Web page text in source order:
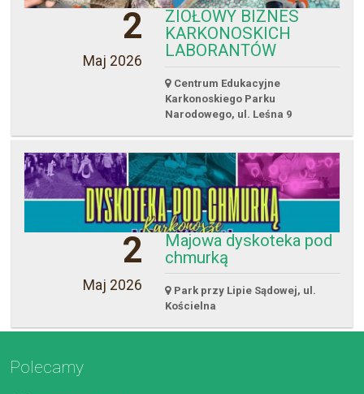
ICAL 2
Maj 2026
ZIOŁOWY BIZNES
KARKONOSKICH
LABORANTÓW
Centrum Edukacyjne
Karkonoskiego Parku
Narodowego, ul. Leśna 9
2
Maj 2026
Majowa dyskoteka pod
chmurką
Park przy Lipie Sądowej, ul.
Kościelna
Polecamy